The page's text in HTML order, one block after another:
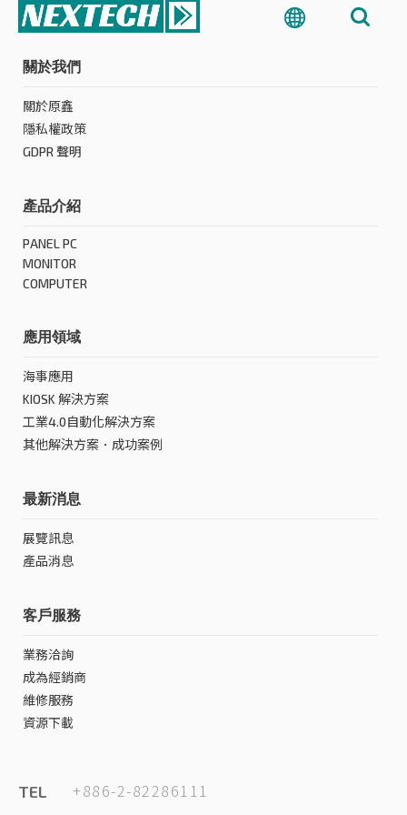
關於我們
關於原鑫
隱私權政策
GDPR 聲明
產品介紹
PANEL PC
MONITOR
COMPUTER
應用領域
海事應用
KIOSK 解決方案
工業4.0自動化解決方案
其他解決方案．成功案例
最新消息
展覽訊息
產品消息
客戶服務
業務洽詢
成為經銷商
維修服務
資源下載
TEL +886-2-82286111